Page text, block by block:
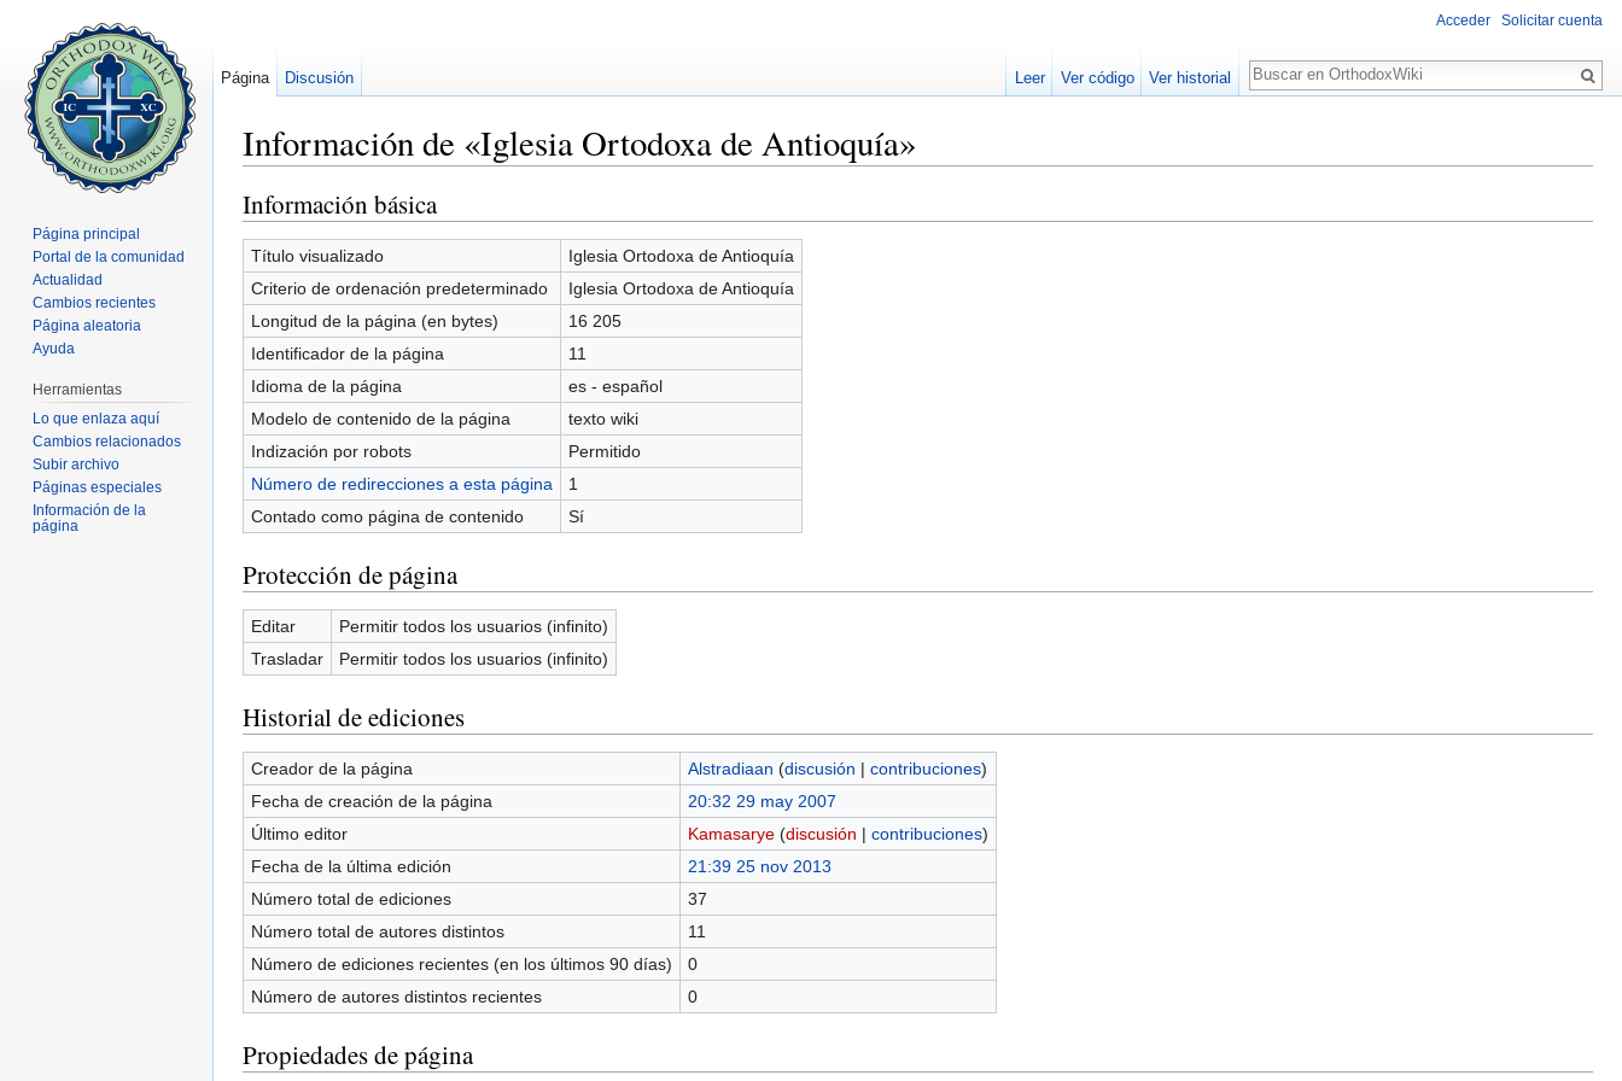
Información de «Iglesia Ortodoxa de Antioquía»
Información básica
Título visualizado
Iglesia Ortodoxa de Antioquía
Criterio de ordenación predeterminado
Iglesia Ortodoxa de Antioquía
Longitud de la página (en bytes)
16 205
Identificador de la página
11
Idioma de la página
es - español
Modelo de contenido de la página
texto wiki
Indización por robots
Permitido
Número de redirecciones a esta página
1
Contado como página de contenido
Sí
Protección de página
Editar
Permitir todos los usuarios (infinito)
Trasladar
Permitir todos los usuarios (infinito)
Historial de ediciones
Creador de la página Alstradiaan (discusión | contribuciones)
Fecha de creación de la página
20:32 29 may 2007
Último editor
Kamasarye (discusión | contribuciones)
Fecha de la última edición
21:39 25 nov 2013
Número total de ediciones
37
Número total de autores distintos
11
Número de ediciones recientes (en los últimos 90 días)
0
Número de autores distintos recientes
0
Propiedades de página
Acceder Solicitar cuenta
Página Discusión Leer Ver código Ver historial
Buscar
Página principal
Portal de la comunidad
Actualidad
Cambios recientes
Página aleatoria
Ayuda
Herramientas
Lo que enlaza aquí
Cambios relacionados
Subir archivo
Páginas especiales
Información de la
página